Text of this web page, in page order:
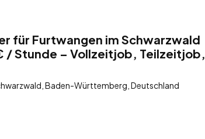
für Furtwangen im Schwarzwald
Stunde – Vollzeitjob, Teilzeitjob,
Baden-Württemberg, Deutschland